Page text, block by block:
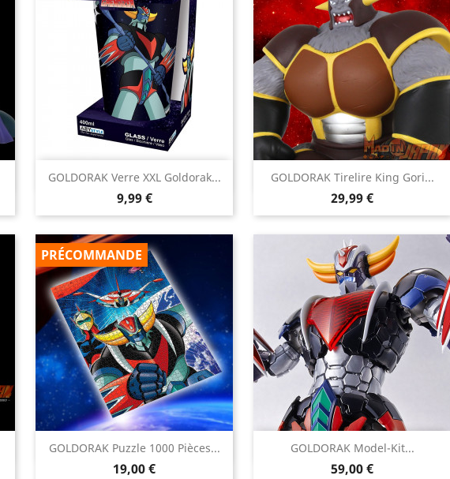
GOLDORAK Verre XXL Goldorak...
Prix
9,99 €
Aperçu rapide GOLDORAK Tirelire King Gori...
Prix
29,99 €
Aperçu rapide
GOLDORAK Puzzle 1000 Pièces...
Prix
19,00 €
PRÉCOMMANDE
Aperçu rapide GOLDORAK Model-Kit...
Prix
59,00 €
Aperçu rapide